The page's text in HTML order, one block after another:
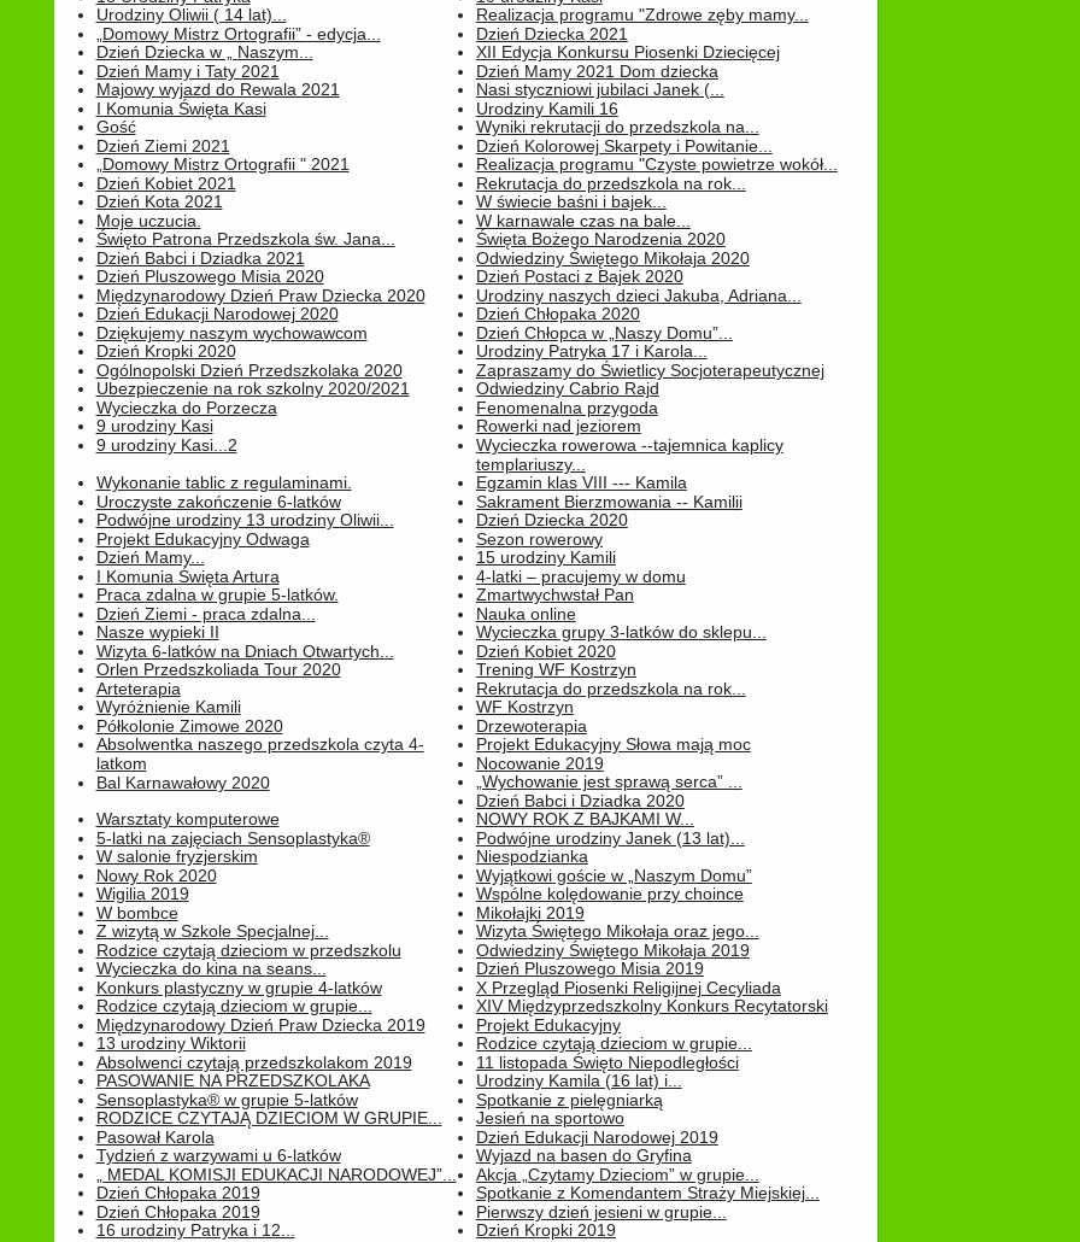
Urodziny Oliwii ( 14 lat)...
„Domowy Mistrz Ortografii” - edycja...
Realizacja programu "Zdrowe zęby mamy...
Dzień Dziecka 2021
Dzień Dziecka w „ Naszym...
Dzień Mamy i Taty 2021
XII Edycja Konkursu Piosenki Dziecięcej
Dzień Mamy 2021 Dom dziecka
Majowy wyjazd do Rewala 2021
I Komunia Święta Kasi
Nasi styczniowi jubilaci Janek (...
Urodziny Kamili 16
Gość
Dzień Ziemi 2021
Wyniki rekrutacji do przedszkola na...
Dzień Kolorowej Skarpety i Powitanie...
„Domowy Mistrz Ortografii " 2021
Dzień Kobiet 2021
Realizacja programu "Czyste powietrze wokół...
Rekrutacja do przedszkola na rok...
Dzień Kota 2021
Moje uczucia.
W świecie baśni i bajek...
W karnawale czas na bale...
Święto Patrona Przedszkola św. Jana...
Dzień Babci i Dziadka 2021
Święta Bożego Narodzenia 2020
Odwiedziny Świętego Mikołaja 2020
Dzień Pluszowego Misia 2020
Międzynarodowy Dzień Praw Dziecka 2020
Dzień Postaci z Bajek 2020
Urodziny naszych dzieci Jakuba, Adriana...
Dzień Edukacji Narodowej 2020
Dziękujemy naszym wychowawcom
Dzień Chłopaka 2020
Dzień Chłopca w „Naszy Domu”...
Dzień Kropki 2020
Ogólnopolski Dzień Przedszkolaka 2020
Urodziny Patryka 17 i Karola...
Zapraszamy do Świetlicy Socjoterapeutycznej
Ubezpieczenie na rok szkolny 2020/2021
Wycieczka do Porzecza
Odwiedziny Cabrio Rajd
Fenomenalna przygoda
9 urodziny Kasi
9 urodziny Kasi...2
Rowerki nad jeziorem
Wycieczka rowerowa --tajemnica kaplicy
templariuszy...
Wykonanie tablic z regulaminami.
Uroczyste zakończenie 6-latków
Egzamin klas VIII --- Kamila
Sakrament Bierzmowania -- Kamilii
Podwójne urodziny 13 urodziny Oliwii...
Projekt Edukacyjny Odwaga
Dzień Dziecka 2020
Sezon rowerowy
Dzień Mamy...
I Komunia Święta Artura
15 urodziny Kamili
4-latki – pracujemy w domu
Praca zdalna w grupie 5-latków.
Dzień Ziemi - praca zdalna...
Zmartwychwstał Pan
Nauka online
Nasze wypieki II
Wizyta 6-latków na Dniach Otwartych...
Wycieczka grupy 3-latków do sklepu...
Dzień Kobiet 2020
Orlen Przedszkoliada Tour 2020
Arteterapia
Trening WF Kostrzyn
Rekrutacja do przedszkola na rok...
Wyróżnienie Kamili
Półkolonie Zimowe 2020
WF Kostrzyn
Drzewoterapia
Absolwentka naszego przedszkola czyta 4-
latkom
Bal Karnawałowy 2020
Projekt Edukacyjny Słowa mają moc
Nocowanie 2019
„Wychowanie jest sprawą serca” ...
Dzień Babci i Dziadka 2020
Warsztaty komputerowe
5-latki na zajęciach Sensoplastyka®
NOWY ROK Z BAJKAMI W...
Podwójne urodziny Janek (13 lat)...
W salonie fryzjerskim
Nowy Rok 2020
Niespodzianka
Wyjątkowi goście w „Naszym Domu”
Wigilia 2019
W bombce
Wspólne kolędowanie przy choince
Mikołajki 2019
Z wizytą w Szkole Specjalnej...
Rodzice czytają dzieciom w przedszkolu
Wizyta Świętego Mikołaja oraz jego...
Odwiedziny Świętego Mikołaja 2019
Wycieczka do kina na seans...
Konkurs plastyczny w grupie 4-latków
Dzień Pluszowego Misia 2019
X Przegląd Piosenki Religijnej Cecyliada
Rodzice czytają dzieciom w grupie...
Międzynarodowy Dzień Praw Dziecka 2019
XIV Międzyprzedszkolny Konkurs Recytatorski
Projekt Edukacyjny
13 urodziny Wiktorii
Absolwenci czytają przedszkolakom 2019
Rodzice czytają dzieciom w grupie...
11 listopada Święto Niepodległości
PASOWANIE NA PRZEDSZKOLAKA
Sensoplastyka® w grupie 5-latków
Urodziny Kamila (16 lat) i...
Spotkanie z pielęgniarką
RODZICE CZYTAJĄ DZIECIOM W GRUPIE...
Pasował Karola
Jesień na sportowo
Dzień Edukacji Narodowej 2019
Tydzień z warzywami u 6-latków
„ MEDAL KOMISJI EDUKACJI NARODOWEJ”...
Wyjazd na basen do Gryfina
Akcja „Czytamy Dzieciom” w grupie...
Dzień Chłopaka 2019
Dzień Chłopaka 2019
Spotkanie z Komendantem Straży Miejskiej...
Pierwszy dzień jesieni w grupie...
16 urodziny Patryka i 12...
Dzień Kropki 2019